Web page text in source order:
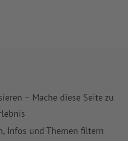
– Mache diese Seite zu
Infos und Themen filtern